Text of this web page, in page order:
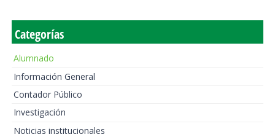
Categorías
Alumnado
Información General
Contador Público
Investigación
Noticias institucionales